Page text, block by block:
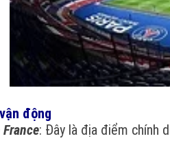
động
: Đây là địa điểm chính